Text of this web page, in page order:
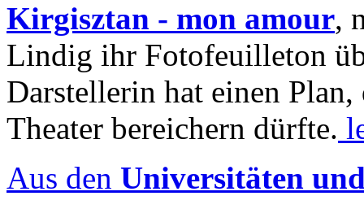
Kirgisztan - mon amour,
Lindig ihr Fotofeuilleton
Darstellerin hat einen Plan,
Theater bereichern dürfte.
Aus den Universitäten